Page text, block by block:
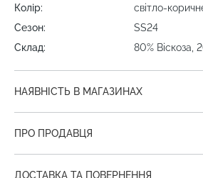
Колір:
світло-
Сезон:
SS24
Склад:
80% Віскоза,
НАЯВНІСТЬ В МАГАЗИНАХ
ПРО ПРОДАВЦЯ
ДОСТАВКА ТА ПОВЕРНЕННЯ